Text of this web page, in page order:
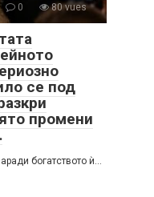
0 80 vues
се под
промени
богатството ѝ…